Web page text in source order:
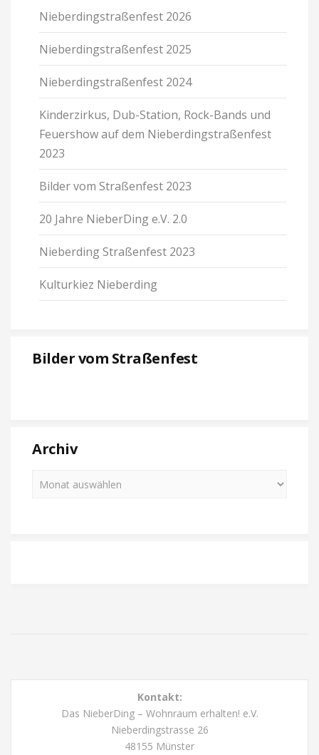
Nie­ber­ding­stra­ßen­fest 2026
Nie­ber­ding­stra­ßen­fest 2025
Nie­ber­ding­stra­ßen­fest 2024
Kin­der­zirkus, Dub-Sta­tion, Rock-Bands und
Feu­er­show auf dem Nie­ber­ding­stra­ßen­fest
2023
Bilder vom Stra­ßen­fest 2023
20 Jahre Nie­ber­Ding e.V. 2.0
Nie­ber­ding Stra­ßen­fest 2023
Kul­tur­kiez Nie­ber­ding
Bilder vom Stra­ßen­fest
Archiv
Kontakt:
Das NieberDing – Wohnraum erhalten! e.V.
Nieberdingstrasse 26
48155 Münster